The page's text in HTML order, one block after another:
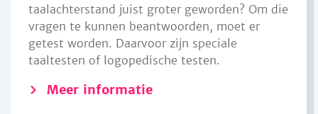
taalachterstand juist groter geworden? Om die
vragen te kunnen beantwoorden, moet er
getest worden. Daarvoor zijn speciale
taaltesten of logopedische testen.
Meer informatie